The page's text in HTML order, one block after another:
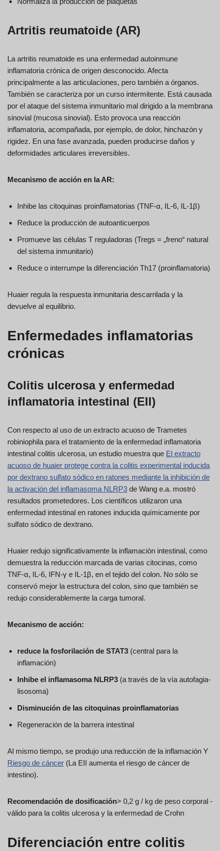
Artritis reumatoide (AR)
La artritis reumatoide es una enfermedad autoinmune
inflamatoria crónica de origen desconocido. Afecta
principalmente a las articulaciones, pero también a órganos.
También se caracteriza por un curso intermitente. Está causada
por el ataque del sistema inmunitario mal dirigido a la membrana
sinovial (mucosa sinovial). Esto provoca una reacción
inflamatoria, acompañada, por ejemplo, de dolor, hinchazón y
rigidez. En una fase avanzada, pueden producirse daños y
deformidades articulares irreversibles.
Mecanismo de acción en la AR:
Inhibe las citoquinas proinflamatorias (TNF-α, IL-6, IL-1β)
Reduce la producción de autoanticuerpos
Promueve las células T reguladoras (Tregs = „freno“ natural
del sistema inmunitario)
Reduce o interrumpe la diferenciación Th17 (proinflamatoria)
Huaier regula la respuesta inmunitaria descarrilada y la
devuelve al equilibrio.
Enfermedades inflamatorias
crónicas
Colitis ulcerosa y enfermedad
inflamatoria intestinal (EII)
Con respecto al uso de un extracto acuoso de Trametes
robiniophila para el tratamiento de la enfermedad inflamatoria
intestinal colitis ulcerosa, un estudio muestra que El extracto
acuoso de huaier protege contra la colitis experimental inducida
por dextrano sulfato sódico en ratones mediante la inhibición de
la activación del inflamasoma NLRP3 de Wang e.a. mostró
resultados prometedores. Los científicos utilizaron una
enfermedad intestinal en ratones inducida químicamente por
sulfato sódico de dextrano.
Huaier redujo significativamente la inflamación intestinal, como
demuestra la reducción marcada de varias citocinas, como
TNF-α, IL-6, IFN-γ e IL-1β, en el tejido del colon. No sólo se
conservó mejor la estructura del colon, sino que también se
redujo considerablemente la carga tumoral.
Mecanismo de acción:
reduce la fosforilación de STAT3 (central para la
inflamación)
Inhibe el inflamasoma NLRP3 (a través de la vía autofagia-
lisosoma)
Disminución de las citoquinas proinflamatorias
Regeneración de la barrera intestinal
Al mismo tiempo, se produjo una reducción de la inflamación Y
Riesgo de cáncer (La EII aumenta el riesgo de cáncer de
intestino).
Recomendación de dosificación> 0,2 g / kg de peso corporal -
válido para la colitis ulcerosa y la enfermedad de Crohn
Diferenciación entre colitis